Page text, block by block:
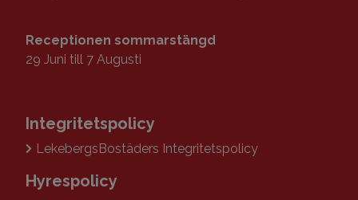
Receptionen sommarstängd
29 Juni till 7 Augusti
Integritetspolicy
LekebergsBostäders Integritetspolicy
Hyrespolicy